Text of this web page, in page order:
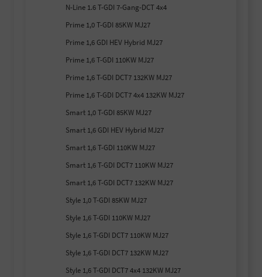
N-Line 1.6 T-GDI 7-Gang-DCT 4x4
Prime 1,0 T-GDI 85KW MJ27
Prime 1,6 GDI HEV Hybrid MJ27
Prime 1,6 T-GDI 110KW MJ27
Prime 1,6 T-GDI DCT7 132KW MJ27
Prime 1,6 T-GDI DCT7 4x4 132KW MJ27
Smart 1,0 T-GDI 85KW MJ27
Smart 1,6 GDI HEV Hybrid MJ27
Smart 1,6 T-GDI 110KW MJ27
Smart 1,6 T-GDI DCT7 110KW MJ27
Smart 1,6 T-GDI DCT7 132KW MJ27
Style 1,0 T-GDI 85KW MJ27
Style 1,6 T-GDI 110KW MJ27
Style 1,6 T-GDI DCT7 110KW MJ27
Style 1,6 T-GDI DCT7 132KW MJ27
Style 1,6 T-GDI DCT7 4x4 132KW MJ27